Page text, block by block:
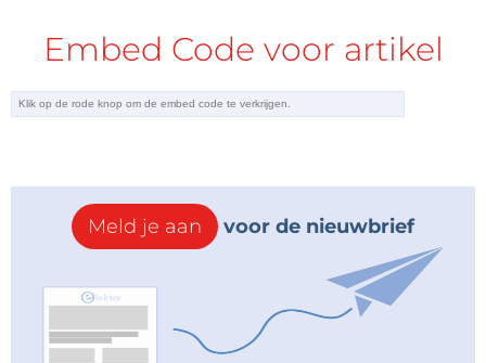
Embed Code voor artikel
Meld je aan voor de nieuwbrief